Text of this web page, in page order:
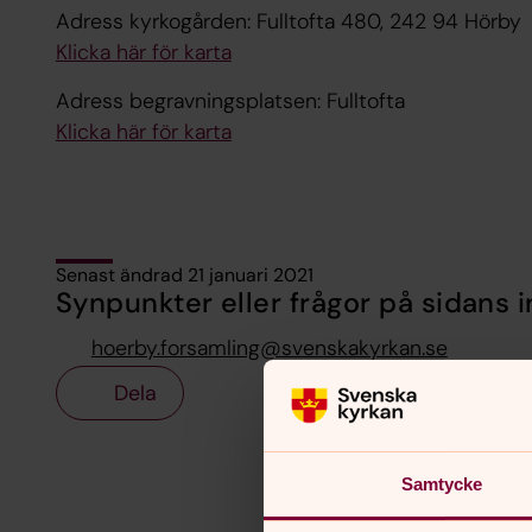
Samtycke
Adress kyrkogården: Fulltofta 480, 242 94 Hörby
Klicka här för karta
Adress begravningsplatsen: Fulltofta
Klicka här för karta
Senast ändrad 21 januari 2021
Synpunkter eller frågor på sidans
hoerby.forsamling@svenskakyrkan.se
Dela